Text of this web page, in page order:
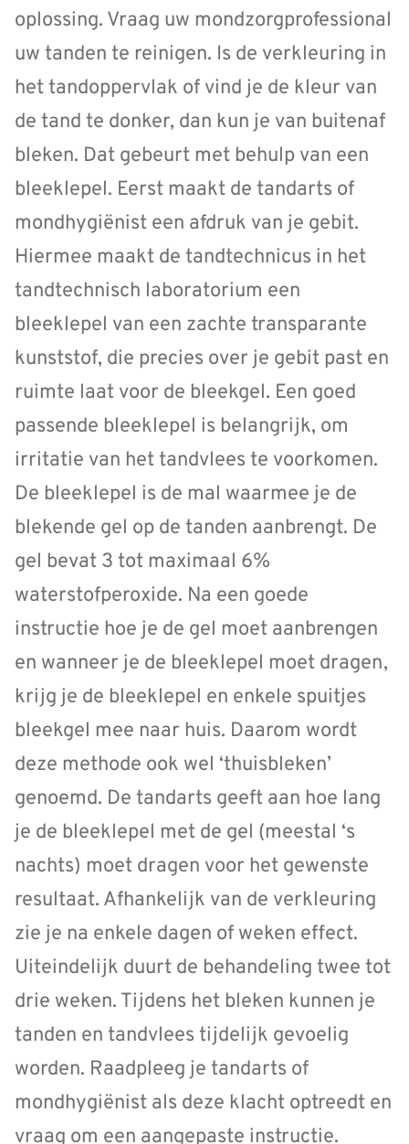
oplossing. Vraag uw mondzorgprofessional
uw tanden te reinigen. Is de verkleuring in
het tandoppervlak of vind je de kleur van
de tand te donker, dan kun je van buitenaf
bleken. Dat gebeurt met behulp van een
bleeklepel. Eerst maakt de tandarts of
mondhygiënist een afdruk van je gebit.
Hiermee maakt de tandtechnicus in het
tandtechnisch laboratorium een
bleeklepel van een zachte transparante
kunststof, die precies over je gebit past en
ruimte laat voor de bleekgel. Een goed
passende bleeklepel is belangrijk, om
irritatie van het tandvlees te voorkomen.
De bleeklepel is de mal waarmee je de
blekende gel op de tanden aanbrengt. De
gel bevat 3 tot maximaal 6%
waterstofperoxide. Na een goede
instructie hoe je de gel moet aanbrengen
en wanneer je de bleeklepel moet dragen,
krijg je de bleeklepel en enkele spuitjes
bleekgel mee naar huis. Daarom wordt
deze methode ook wel ‘thuisbleken’
genoemd. De tandarts geeft aan hoe lang
je de bleeklepel met de gel (meestal ‘s
nachts) moet dragen voor het gewenste
resultaat. Afhankelijk van de verkleuring
zie je na enkele dagen of weken effect.
Uiteindelijk duurt de behandeling twee tot
drie weken. Tijdens het bleken kunnen je
tanden en tandvlees tijdelijk gevoelig
worden. Raadpleeg je tandarts of
mondhygiënist als deze klacht optreedt en
vraag om een aangepaste instructie.